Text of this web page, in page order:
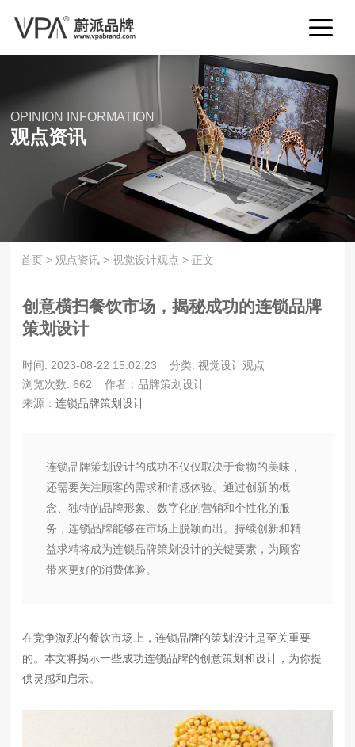
OPINION INFORMATION
观点资讯
首页 > 观点资讯 >视觉设计观点 > 正文
创意横扫餐饮市场，揭秘成功的连锁品牌
策划设计
时间: 2023-08-22 15:02:23
分类: 视觉设计观点
浏览次数: 662
作者：品牌策划设计
来源：连锁品牌策划设计
连锁品牌策划设计的成功不仅仅取决于食物的美味，
还需要关注顾客的需求和情感体验。通过创新的概
念、独特的品牌形象、数字化的营销和个性化的服
务，连锁品牌能够在市场上脱颖而出。持续创新和精
益求精将成为连锁品牌策划设计的关键要素，为顾客
带来更好的消费体验。
在竞争激烈的餐饮市场上，连锁品牌的策划设计是至关重要
的。本文将揭示一些成功连锁品牌的创意策划和设计，为你提
供灵感和启示。